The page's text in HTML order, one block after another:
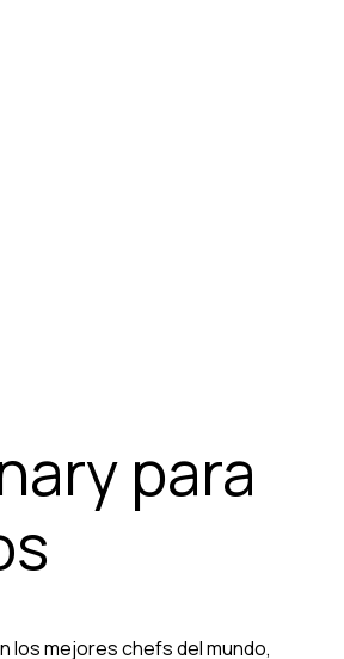
para
los mejores chefs del mundo,